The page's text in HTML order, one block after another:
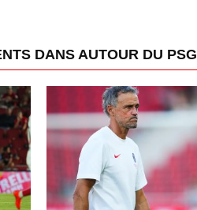
DANS AUTOUR DU PSG